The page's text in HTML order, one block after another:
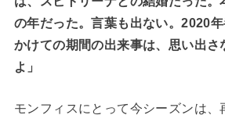
の年だった。言葉も出ない。2020
かけての期間の出来事は、思い出さ
よ」
モンフィスにとって今シーズンは、